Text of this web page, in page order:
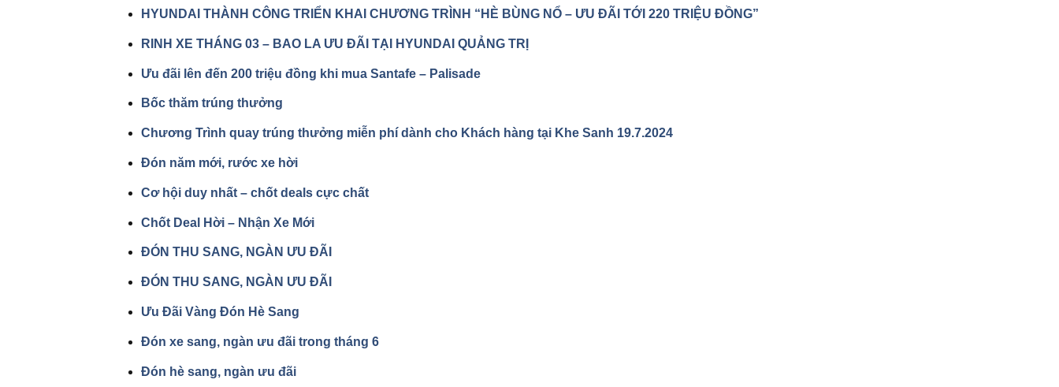
HYUNDAI THÀNH CÔNG TRIỂN KHAI CHƯƠNG TRÌNH “HÈ BÙNG NỔ – ƯU ĐÃI TỚI 220 TRIỆU ĐỒNG”
RINH XE THÁNG 03 – BAO LA ƯU ĐÃI TẠI HYUNDAI QUẢNG TRỊ
Ưu đãi lên đến 200 triệu đồng khi mua Santafe – Palisade
Bốc thăm trúng thưởng
Chương Trình quay trúng thưởng miễn phí dành cho Khách hàng tại Khe Sanh 19.7.2024
Đón năm mới, rước xe hời
Cơ hội duy nhất – chốt deals cực chất
Chốt Deal Hời – Nhận Xe Mới
ĐÓN THU SANG, NGÀN ƯU ĐÃI
ĐÓN THU SANG, NGÀN ƯU ĐÃI
Ưu Đãi Vàng Đón Hè Sang
Đón xe sang, ngàn ưu đãi trong tháng 6
Đón hè sang, ngàn ưu đãi